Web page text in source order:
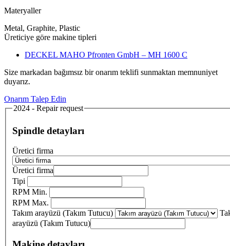
Materyaller
Metal, Graphite, Plastic
Üreticiye göre makine tipleri
DECKEL MAHO Pfronten GmbH – MH 1600 C
Size markadan bağımsız bir onarım teklifi sunmaktan memnuniyet
duyarız.
Onarım Talep Edin
2024 - Repair request
Spindle detayları
Üretici firma
Üretici firma
Tipi
RPM Min.
RPM Max.
Takım arayüzü (Takım Tutucu)
arayüzü (Takım Tutucu)